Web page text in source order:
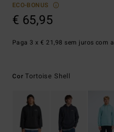
ECO-BONUS
€ 65,95
Paga 3 x € 21,98 sem juros com a
CorTortoise Shell